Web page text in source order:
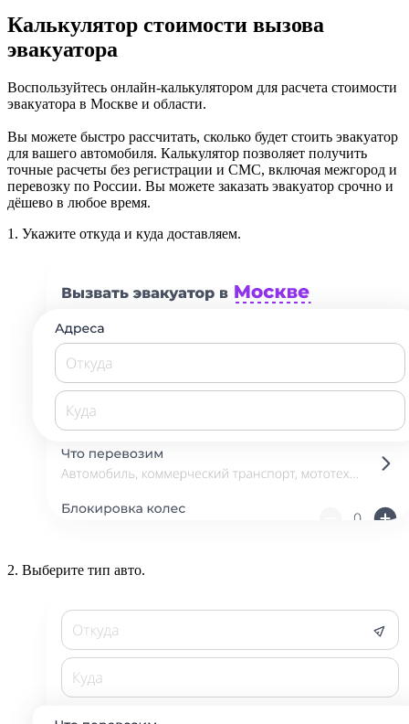
Калькулятор стоимости вызова
эвакуатора
Воспользуйтесь онлайн-калькулятором для расчета стоимости
эвакуатора в Москве и области.
Вы можете быстро рассчитать, сколько будет стоить эвакуатор
для вашего автомобиля. Калькулятор позволяет получить
точные расчеты без регистрации и СМС, включая межгород и
перевозку по России. Вы можете заказать эвакуатор срочно и
дёшево в любое время.
1. Укажите откуда и куда доставляем.
2. Выберите тип авто.